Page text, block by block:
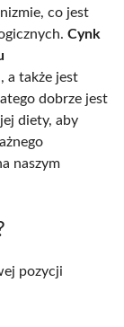
co jest
Cynk
a także jest
dobrze jest
diety, aby
naszym
pozycji